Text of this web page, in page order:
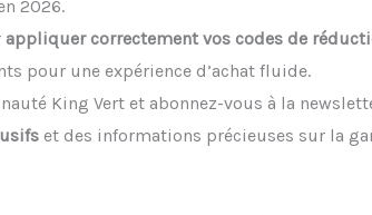
2026.
appliquer correctement vos codes de
pour une expérience d’achat fluide.
King Vert et abonnez-vous à la
et des informations précieuses sur la